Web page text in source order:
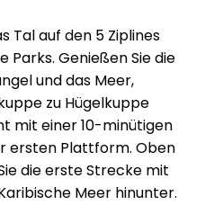
Tal auf den 5 Ziplines
Parks. Genießen Sie die
und das Meer,
zu Hügelkuppe
mit einer 10-minütigen
ersten Plattform. Oben
die erste Strecke mit
Meer hinunter.